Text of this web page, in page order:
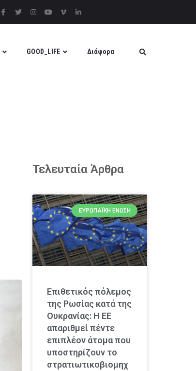
GOOD_LIFE Διάφορα
Τελευταία Άρθρα
ΕΥΡΩΠΑΪΚΉ ΈΝΩΣΗ
Επιθετικός πόλεμος
της Ρωσίας κατά της
Ουκρανίας: Η ΕΕ
απαριθμεί πέντε
επιπλέον άτομα που
υποστηρίζουν το
στρατιωτικοβιομηχ